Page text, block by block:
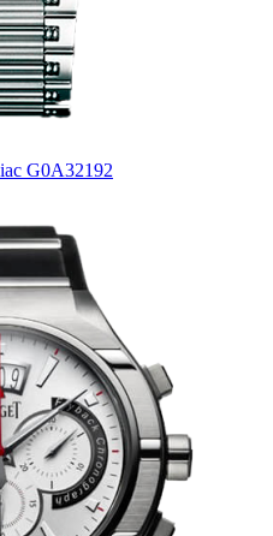
Zodiac G0A32192